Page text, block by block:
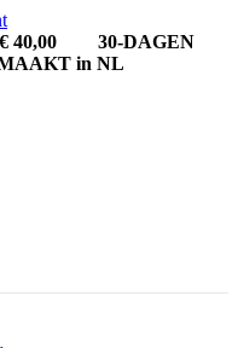
40,00
30-DAGEN
in NL